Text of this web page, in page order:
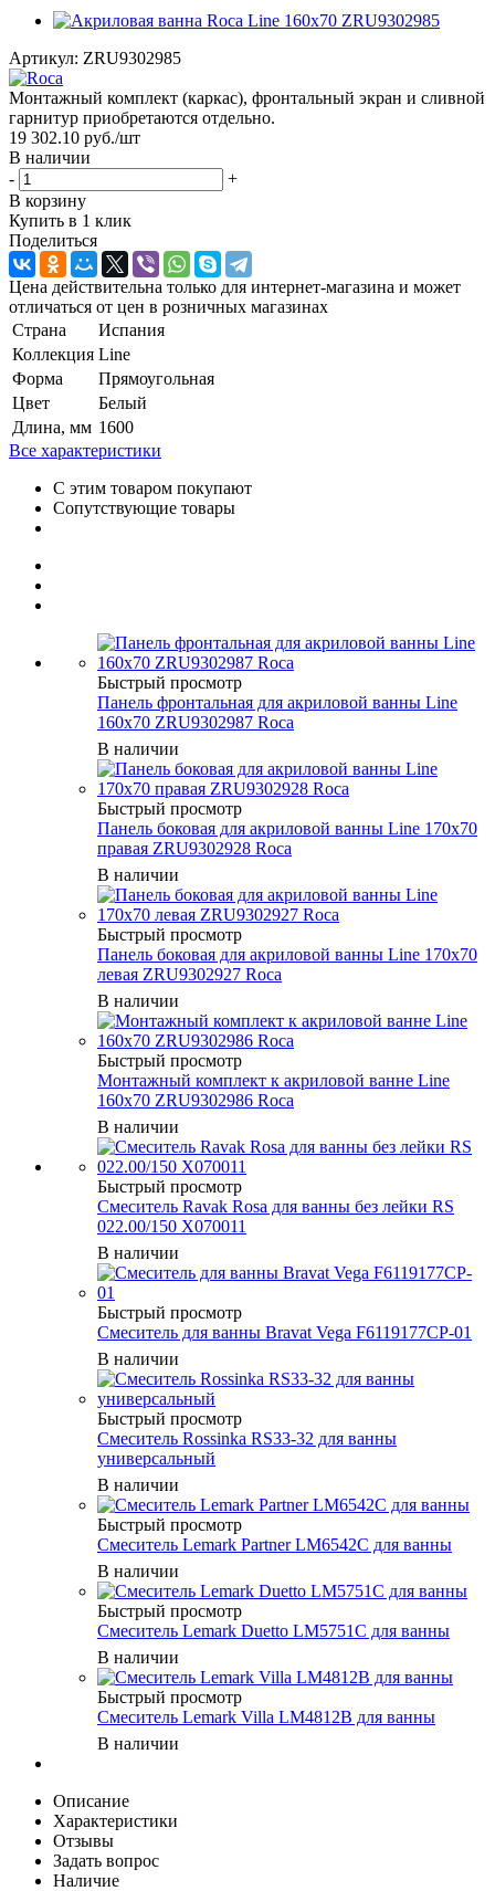
Артикул: ZRU9302985
Монтажный комплект (каркас), фронтальный экран и сливной
гарнитур приобретаются отдельно.
19 302.10 руб./шт
В наличии
-
+
В корзину
Купить в 1 клик
Поделиться
Цена действительна только для интернет-магазина и может
отличаться от цен в розничных магазинах
Страна
Испания
Коллекция Line
Форма
Прямоугольная
Цвет
Белый
Длина, мм 1600
Все характеристики
С этим товаром покупают
Сопутствующие товары
Быстрый просмотр
Панель фронтальная для акриловой ванны Line
160x70 ZRU9302987 Roca
В наличии
Быстрый просмотр
Панель боковая для акриловой ванны Line 170х70
правая ZRU9302928 Roca
В наличии
Быстрый просмотр
Панель боковая для акриловой ванны Line 170х70
левая ZRU9302927 Roca
В наличии
Быстрый просмотр
Монтажный комплект к акриловой ванне Line
160x70 ZRU9302986 Roca
В наличии
Быстрый просмотр
Смеситель Ravak Rosa для ванны без лейки RS
022.00/150 X070011
В наличии
Быстрый просмотр
Смеситель для ванны Bravat Vega F6119177CP-01
В наличии
Быстрый просмотр
Смеситель Rossinka RS33-32 для ванны
универсальный
В наличии
Быстрый просмотр
Смеситель Lemark Partner LM6542C для ванны
В наличии
Быстрый просмотр
Смеситель Lemark Duetto LM5751C для ванны
В наличии
Быстрый просмотр
Смеситель Lemark Villa LM4812B для ванны
В наличии
Описание
Характеристики
Отзывы
Задать вопрос
Наличие